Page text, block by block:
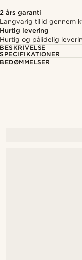
2 års garanti
Langvarig tillid gennem
Hurtig levering
Hurtig og pålidelig
BESKRIVELSE
SPECIFIKATIONER
BEDØMMELSER